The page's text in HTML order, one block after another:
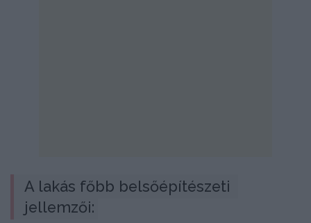
A lakás főbb belsőépítészeti
jellemzői: